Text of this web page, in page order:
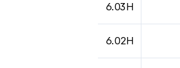
6.03H
6.02H